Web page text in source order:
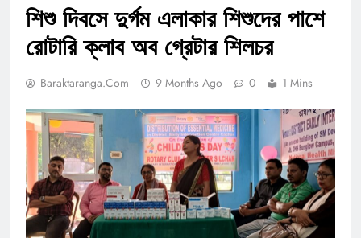
শিশু দিবসে দুর্গম এলাকার শিশুদের পাশে
রোটারি ক্লাব অব গ্রেটার শিলচর
Baraktaranga.com 9 Months Ago 0 1 Mins